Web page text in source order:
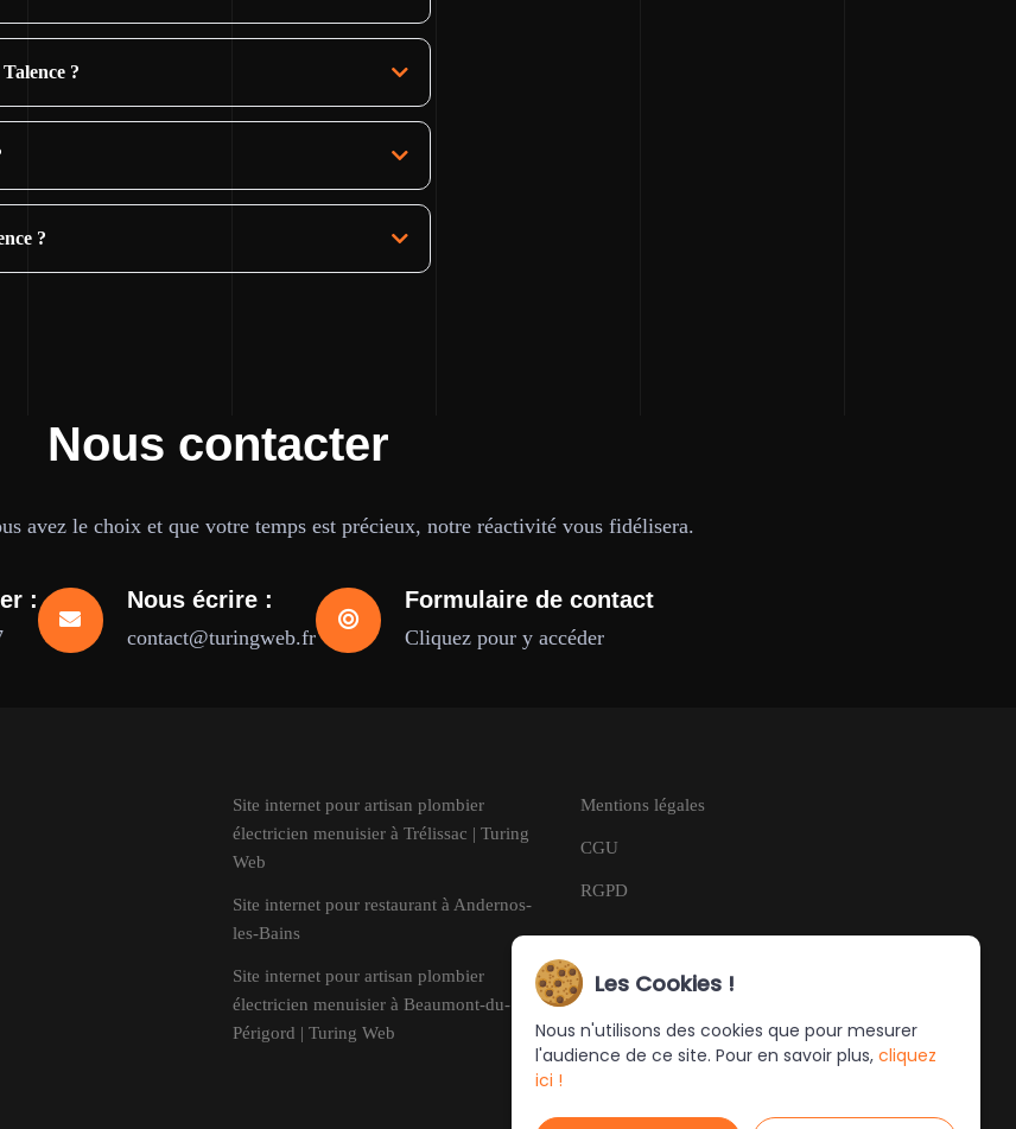
?
?
Nous contacter
avez le choix et que votre temps est précieux, notre réactivité vous fidélisera.
: Nous écrire :
contact@turingweb.fr
Formulaire de contact
Cliquez pour y accéder
Site internet pour artisan plombier
électricien menuisier à Trélissac | Turing
Web
Site internet pour restaurant à Andernos-
les-Bains
Site internet pour artisan plombier
électricien menuisier à Beaumont-du-
Périgord | Turing Web
Mentions légales
CGU
RGPD
Les Cookies !
Nous n'utilisons des cookies que pour mesurer
l'audience de ce site. Pour en savoir plus, cliquez
ici !